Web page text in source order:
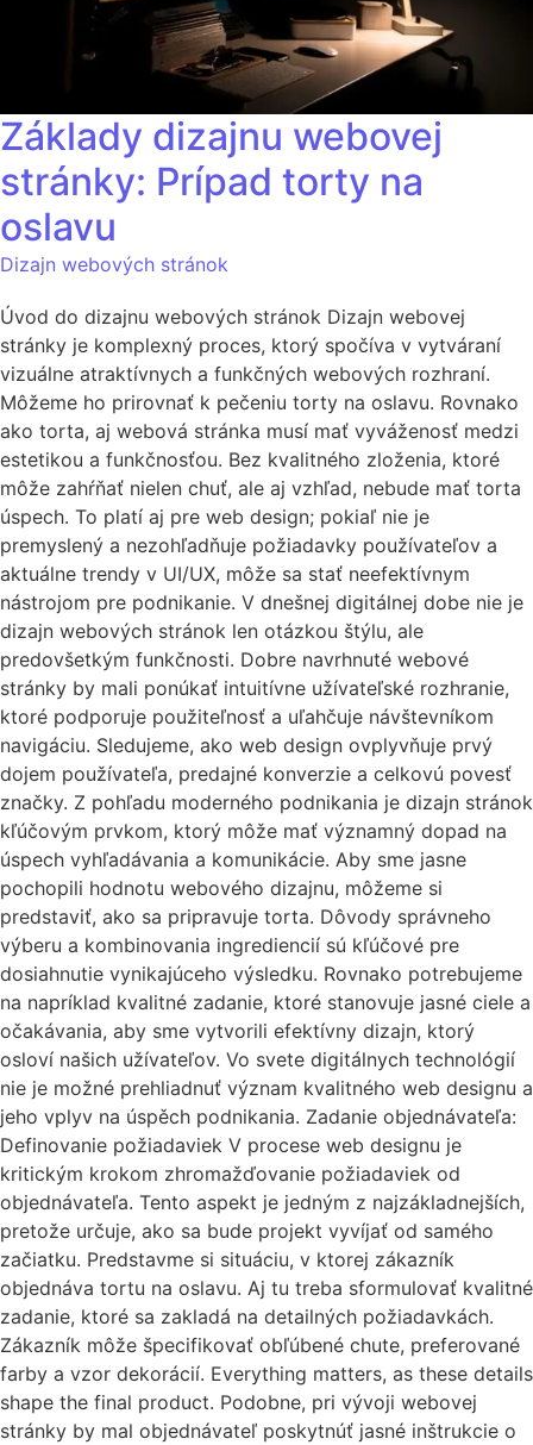
Základy dizajnu webovej
stránky: Prípad torty na
oslavu
Dizajn webových stránok
Úvod do dizajnu webových stránok Dizajn webovej
stránky je komplexný proces, ktorý spočíva v vytváraní
vizuálne atraktívnych a funkčných webových rozhraní.
Môžeme ho prirovnať k pečeniu torty na oslavu. Rovnako
ako torta, aj webová stránka musí mať vyváženosť medzi
estetikou a funkčnosťou. Bez kvalitného zloženia, ktoré
môže zahŕňať nielen chuť, ale aj vzhľad, nebude mať torta
úspech. To platí aj pre web design; pokiaľ nie je
premyslený a nezohľadňuje požiadavky používateľov a
aktuálne trendy v UI/UX, môže sa stať neefektívnym
nástrojom pre podnikanie. V dnešnej digitálnej dobe nie je
dizajn webových stránok len otázkou štýlu, ale
predovšetkým funkčnosti. Dobre navrhnuté webové
stránky by mali ponúkať intuitívne užívateľské rozhranie,
ktoré podporuje použiteľnosť a uľahčuje návštevníkom
navigáciu. Sledujeme, ako web design ovplyvňuje prvý
dojem používateľa, predajné konverzie a celkovú povesť
značky. Z pohľadu moderného podnikania je dizajn stránok
kľúčovým prvkom, ktorý môže mať významný dopad na
úspech vyhľadávania a komunikácie. Aby sme jasne
pochopili hodnotu webového dizajnu, môžeme si
predstaviť, ako sa pripravuje torta. Dôvody správneho
výberu a kombinovania ingrediencií sú kľúčové pre
dosiahnutie vynikajúceho výsledku. Rovnako potrebujeme
na napríklad kvalitné zadanie, ktoré stanovuje jasné ciele a
očakávania, aby sme vytvorili efektívny dizajn, ktorý
osloví našich užívateľov. Vo svete digitálnych technológií
nie je možné prehliadnuť význam kvalitného web designu a
jeho vplyv na úspěch podnikania. Zadanie objednávateľa:
Definovanie požiadaviek V procese web designu je
kritickým krokom zhromažďovanie požiadaviek od
objednávateľa. Tento aspekt je jedným z najzákladnejších,
pretože určuje, ako sa bude projekt vyvíjať od samého
začiatku. Predstavme si situáciu, v ktorej zákazník
objednáva tortu na oslavu. Aj tu treba sformulovať kvalitné
zadanie, ktoré sa zakladá na detailných požiadavkách.
Zákazník môže špecifikovať obľúbené chute, preferované
farby a vzor dekorácií. Everything matters, as these details
shape the final product. Podobne, pri vývoji webovej
stránky by mal objednávateľ poskytnúť jasné inštrukcie o